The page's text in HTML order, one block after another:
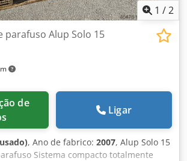
1 /2
parafuso Alup Solo 15
Ligar
, Ano de fabrico: 2007, Alup Solo 15
Sistema compacto totalmente